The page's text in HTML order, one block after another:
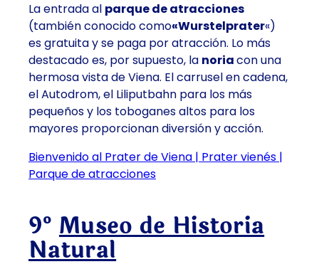
La entrada al parque de atracciones
(también conocido como«Wurstelprater«)
es gratuita y se paga por atracción. Lo más
destacado es, por supuesto, la noriacon una
hermosa vista de Viena. El carrusel en cadena,
el Autodrom, el Liliputbahn para los más
pequeños y los toboganes altos para los
mayores proporcionan diversión y acción.
Bienvenido al Prater de Viena | Prater vienés |
Parque de atracciones
9º Museo de Historia
Natural